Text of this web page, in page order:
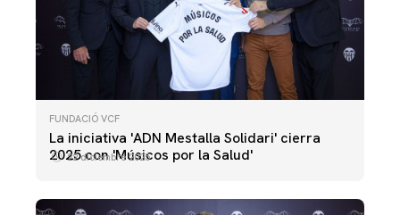
FUNDACIÓ VCF
La iniciativa 'ADN Mestalla Solidari' cierra
2025 con 'Músicos por la Salud'
22 diciembre 2025